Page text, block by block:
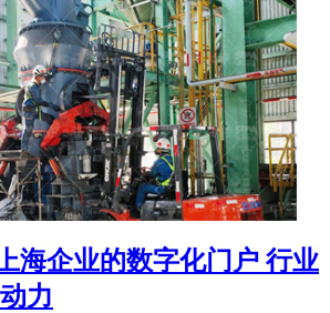
海企业的数字化门户 行业
力